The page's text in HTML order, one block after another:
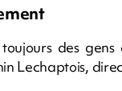
des gens
Lechaptois,